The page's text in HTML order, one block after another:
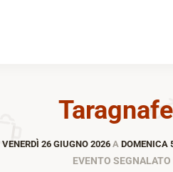
VENERDÌ 26 GIUGNO 2026A DOMENICA
EVENTO SEGNALATO